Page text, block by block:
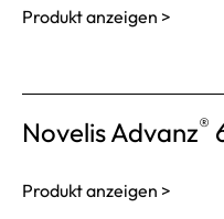
Produkt anzeigen >
Novelis Advanz®
Produkt anzeigen >